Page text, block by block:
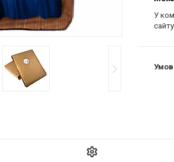
У